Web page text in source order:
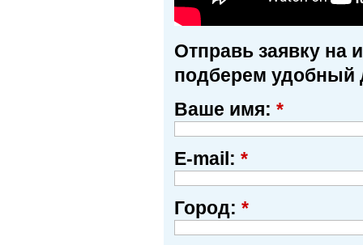
Отправь заявку на
подберем удобный
Ваше имя: *
E-mail: *
Город: *